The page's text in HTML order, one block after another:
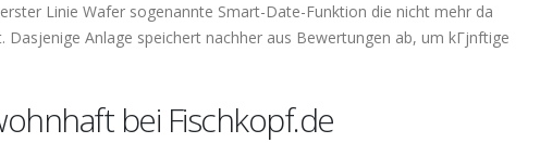
Linie Wafer sogenannte Smart-Date-Funktion die nicht mehr da
Anlage speichert nachher aus Bewertungen ab, um kГјnftige
bei Fischkopf.de